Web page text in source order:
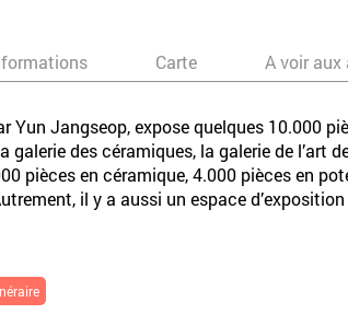
Carte A voir aux
Yun Jangseop, expose quelques 10.000
galerie des céramiques, la galerie de l’art
pièces en céramique, 4.000 pièces en
il y a aussi un espace